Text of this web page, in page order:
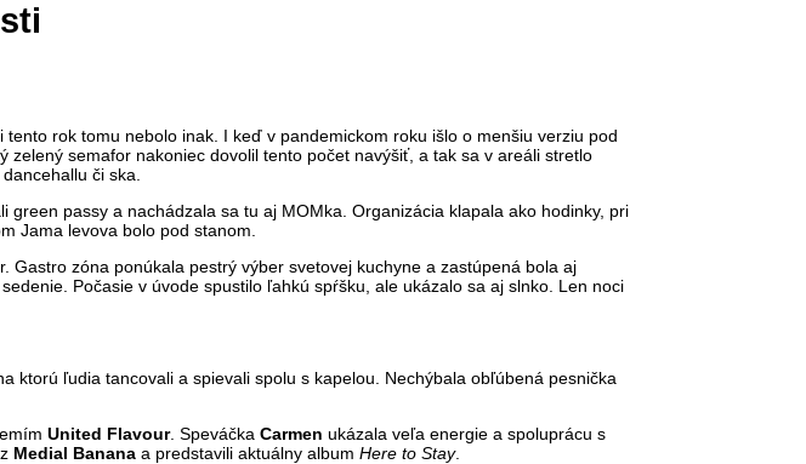
tento rok tomu nebolo inak. I keď v pandemickom roku išlo o menšiu verziu pod
zelený semafor nakoniec dovolil tento počet navýšiť, a tak sa v areáli stretlo
či ska.
passy a nachádzala sa tu aj MOMka. Organizácia klapala ako hodinky, pri
Jama levova bolo pod stanom.
zóna ponúkala pestrý výber svetovej kuchyne a zastúpená bola aj
Počasie v úvode spustilo ľahkú spŕšku, ale ukázalo sa aj slnko. Len noci
ktorú ľudia tancovali a spievali spolu s kapelou. Nechýbala obľúbená pesnička
United Flavour. Speváčka Carmen ukázala veľa energie a spoluprácu s
Medial Banana a predstavili aktuálny album Here to Stay.